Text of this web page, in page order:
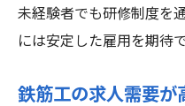
未経験者でも研修制度を
には安定した雇用を期待
鉄筋工の求人需要が